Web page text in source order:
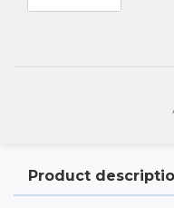
Product